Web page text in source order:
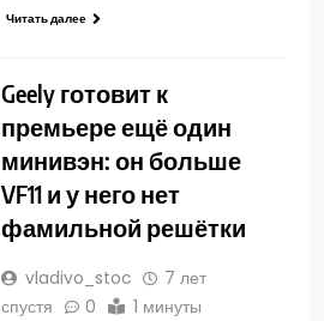
Читать далее
Geely готовит к
премьере ещё один
минивэн: он больше
VF11 и у него нет
фамильной решётки
vladivo_stoc
7 лет
спустя
0 1 минуты